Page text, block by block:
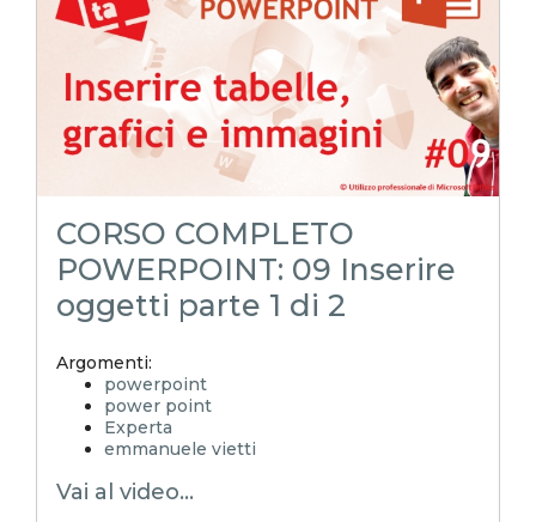
pagina note
visualizzazione pagina note
inserire note in una presentazione
note relatore
mnote presentazione
note slides
powerpoint tutorial
POWERPOINToltreognilimite
CORSO COMPLETO
POWERPOINT: 09 Inserire
oggetti parte 1 di 2
Argomenti:
powerpoint
power point
Experta
emmanuele vietti
pptx
Vai al video...